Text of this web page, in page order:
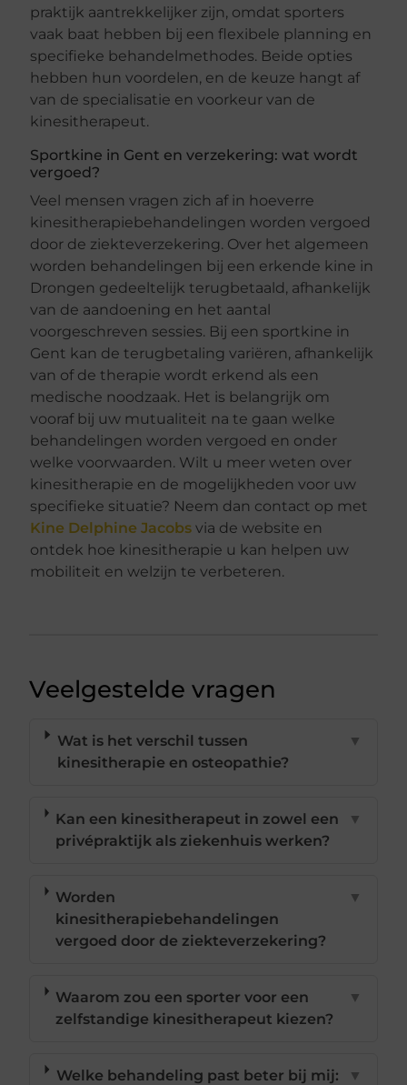
praktijk aantrekkelijker zijn, omdat sporters
vaak baat hebben bij een flexibele planning en
specifieke behandelmethodes. Beide opties
hebben hun voordelen, en de keuze hangt af
van de specialisatie en voorkeur van de
kinesitherapeut.
Sportkine in Gent en verzekering: wat wordt
vergoed?
Veel mensen vragen zich af in hoeverre
kinesitherapiebehandelingen worden vergoed
door de ziekteverzekering. Over het algemeen
worden behandelingen bij een erkende kine in
Drongen gedeeltelijk terugbetaald, afhankelijk
van de aandoening en het aantal
voorgeschreven sessies. Bij een sportkine in
Gent kan de terugbetaling variëren, afhankelijk
van of de therapie wordt erkend als een
medische noodzaak. Het is belangrijk om
vooraf bij uw mutualiteit na te gaan welke
behandelingen worden vergoed en onder
welke voorwaarden. Wilt u meer weten over
kinesitherapie en de mogelijkheden voor uw
specifieke situatie? Neem dan contact op met
Kine Delphine Jacobs via de website en
ontdek hoe kinesitherapie u kan helpen uw
mobiliteit en welzijn te verbeteren.
Veelgestelde vragen
Wat is het verschil tussen
kinesitherapie en osteopathie?
▼
Kan een kinesitherapeut in zowel een
privépraktijk als ziekenhuis werken?
▼
Worden
kinesitherapiebehandelingen
vergoed door de ziekteverzekering?
▼
Waarom zou een sporter voor een
zelfstandige kinesitherapeut kiezen?
▼
Welke behandeling past beter bij mij:
▼